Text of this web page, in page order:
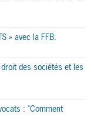
» avec la FFB.
des sociétés et les
: "Comment